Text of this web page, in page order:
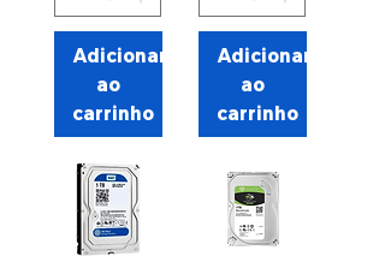
Adicionar
ao
carrinho
Adicionar
ao
carrinho